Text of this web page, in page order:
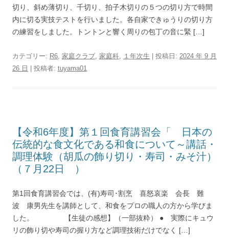
切り、斜め薄切り、千切り、拍子木切りの５つの切り方で時間
内に切る実技テストを行いました。各自家できゅうりの切り方
の練習をしました。トントンと響く周りの包丁の音に緊 […]
カテゴリー: R6, 家庭クラブ, 家庭科, １年次生 | 投稿日: 2024 年 9 月
26 日
投稿者: tuyama01
【令和6年度】第１回食育講習会「 日本の
伝統的な食文化である和食について～講話・
調理体験（胡瓜の飾り切り・寿司・みそ汁）
（７月22日 ）
第1回食育講習会では、(有)寿司･割烹 喜怒哀楽 会長 難
波 康男先生を講師として、和食をプロの職人の方から学びま
した。 【生徒の感想】（一部抜粋） ● 実際にキュウ
リの飾り切や寿司の握り方など調理技術だけでなく […]